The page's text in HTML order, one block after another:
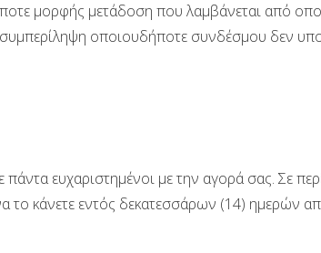
μορφής μετάδοση που λαμβάνεται από
οποιουδήποτε συνδέσμου δεν
πάντα ευχαριστημένοι με την αγορά σας. Σε
το κάνετε εντός δεκατεσσάρων (14)